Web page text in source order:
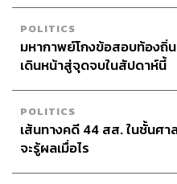
POLITICS
มหากาพย์โกงข้อสอบท้องถิ่
เดินหน้าสู่จุดจบในสัปดาห์นี้
POLITICS
เส้นทางคดี 44 สส. ในชั้นศา
จะรู้ผลเมื่อไร